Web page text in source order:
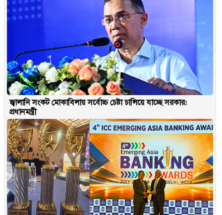
জ্বালানি সংকট মোকাবিলায় সর্বোচ্চ চেষ্টা চালিয়ে যাচ্ছে সরকার:
প্রধানমন্ত্রী